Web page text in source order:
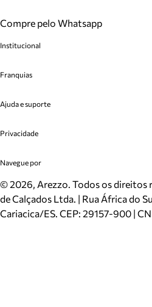
Compre pelo Whatsapp
Institucional
Cashback
Venda Corporativa
Mapa do Site
Inverno
Mundo Arezzo
Franquias
Plano de Negócio
Ajuda e suporte
Cadastro
Meus Pedidos
Trocas e Devoluções
Cartão Presente
Localizador de lojas
Privacidade
Politica e Privacidade
Navegue por
Sapatos
Bolsas
Scarpins
©2026, Arezzo. Todos os direitos
de Calçados Ltda. | Rua África do
Cariacica/ES. CEP: 29157-900 |